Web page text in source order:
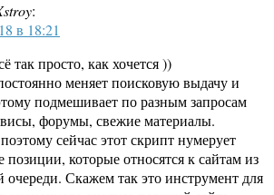
:
в 18:21
так просто, как хочется ))
меняет поисковую выдачу и
подмешивает по разным запросам
форумы, свежие материалы.
сейчас этот скрипт нумерует
позиции, которые относятся к сайтам из
очереди. Скажем так это инструмент для